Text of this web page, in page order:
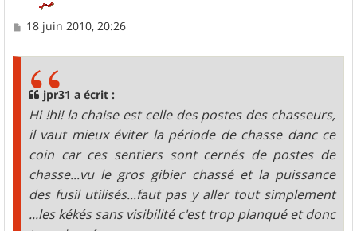
M18 juin 2010, 20:26
jpr31 a écrit :
Hi !hi! la chaise est celle des postes des chasseurs,
il vaut mieux éviter la période de chasse danc ce
coin car ces sentiers sont cernés de postes de
chasse...vu le gros gibier chassé et la puissance
des fusil utilisés...faut pas y aller tout simplement
...les kékés sans visibilité c'est trop planqué et donc